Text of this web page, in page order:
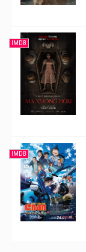
IMDB
IMDB